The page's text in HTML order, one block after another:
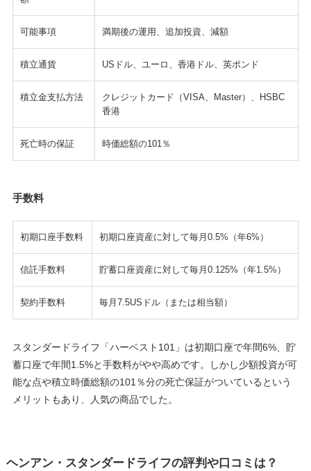
可能事項 満期後の運用、追加投資、減額
積立通貨 USドル、ユーロ、香港ドル、英ポンド
積立金支払方法
クレジットカード（VISA、Master）、HSBC
香港
死亡時の保証 時価総額の101％
手数料
初期口座手数料 初期口座資産に対して毎月0.5%（年6%）
信託手数料 貯蓄口座資産に対して毎月0.125%（年1.5%）
契約手数料 毎月7.5USドル（または相当額）
スタンダードライフ「ハーベスト101」は初期口座で年間6%、貯
蓄口座で年間1.5%と手数料がやや高めです。しかし少額投資が可
能な点や積立時価総額の101％分の死亡保証がついているという
メリットもあり、人気の商品でした。
ヘンアン・スタンダードライフの評判や口コミは？